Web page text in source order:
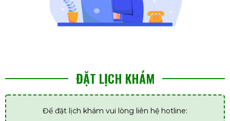
ĐẶT LỊCH KHÁM
Để đặt lịch khám vui lòng liên hệ hotline: